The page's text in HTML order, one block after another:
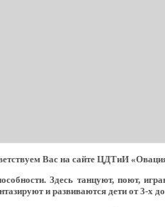
Вас на сайте ЦДТиИ
Здесь танцуют, поют,
и развиваются дети от 3-х до